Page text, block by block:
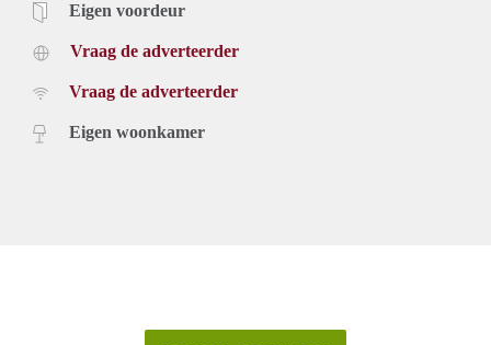
Eigen voordeur
Vraag de adverteerder
Vraag de adverteerder
Eigen woonkamer